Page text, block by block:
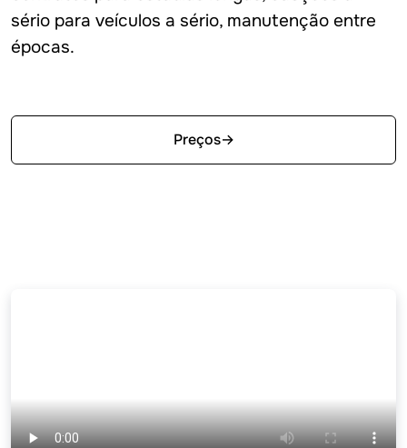
sério para veículos a sério, manutenção entre
épocas.
Preços→